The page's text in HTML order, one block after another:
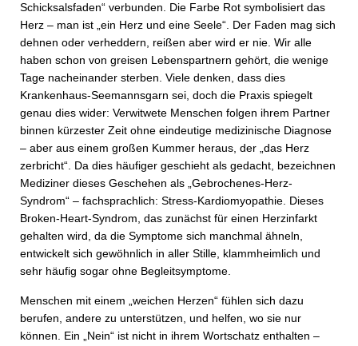
Schicksalsfaden“ verbunden. Die Farbe Rot symbolisiert das
Herz – man ist „ein Herz und eine Seele“. Der Faden mag sich
dehnen oder verheddern, reißen aber wird er nie. Wir alle
haben schon von greisen Lebenspartnern gehört, die wenige
Tage nacheinander sterben. Viele denken, dass dies
Krankenhaus-Seemannsgarn sei, doch die Praxis spiegelt
genau dies wider: Verwitwete Menschen folgen ihrem Partner
binnen kürzester Zeit ohne eindeutige medizinische Diagnose
– aber aus einem großen Kummer heraus, der „das Herz
zerbricht“. Da dies häufiger geschieht als gedacht, bezeichnen
Mediziner dieses Geschehen als „Gebrochenes-Herz-
Syndrom“ – fachsprachlich: Stress-Kardiomyopathie. Dieses
Broken-Heart-Syndrom, das zunächst für einen Herzinfarkt
gehalten wird, da die Symptome sich manchmal ähneln,
entwickelt sich gewöhnlich in aller Stille, klammheimlich und
sehr häufig sogar ohne Begleitsymptome.
Menschen mit einem „weichen Herzen“ fühlen sich dazu
berufen, andere zu unterstützen, und helfen, wo sie nur
können. Ein „Nein“ ist nicht in ihrem Wortschatz enthalten –